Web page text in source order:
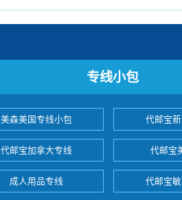
专线小包
美森美国专线小包 代邮宝
代邮宝加拿大专线 代邮宝
成人用品专线 代邮宝